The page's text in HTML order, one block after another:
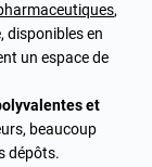
,
disponibles en
un espace de
et
beaucoup
dépôts.